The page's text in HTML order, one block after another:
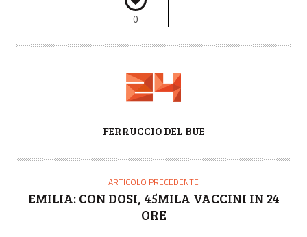
0
T
FERRUCCIO DEL BUE
ARTICOLO PRECEDENTE
EMILIA: CON DOSI, 45MILA VACCINI IN 24
ORE